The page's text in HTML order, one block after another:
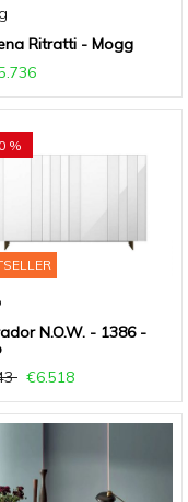
Ritratti - Mogg
%
N.O.W. - 1386 -
€6.518